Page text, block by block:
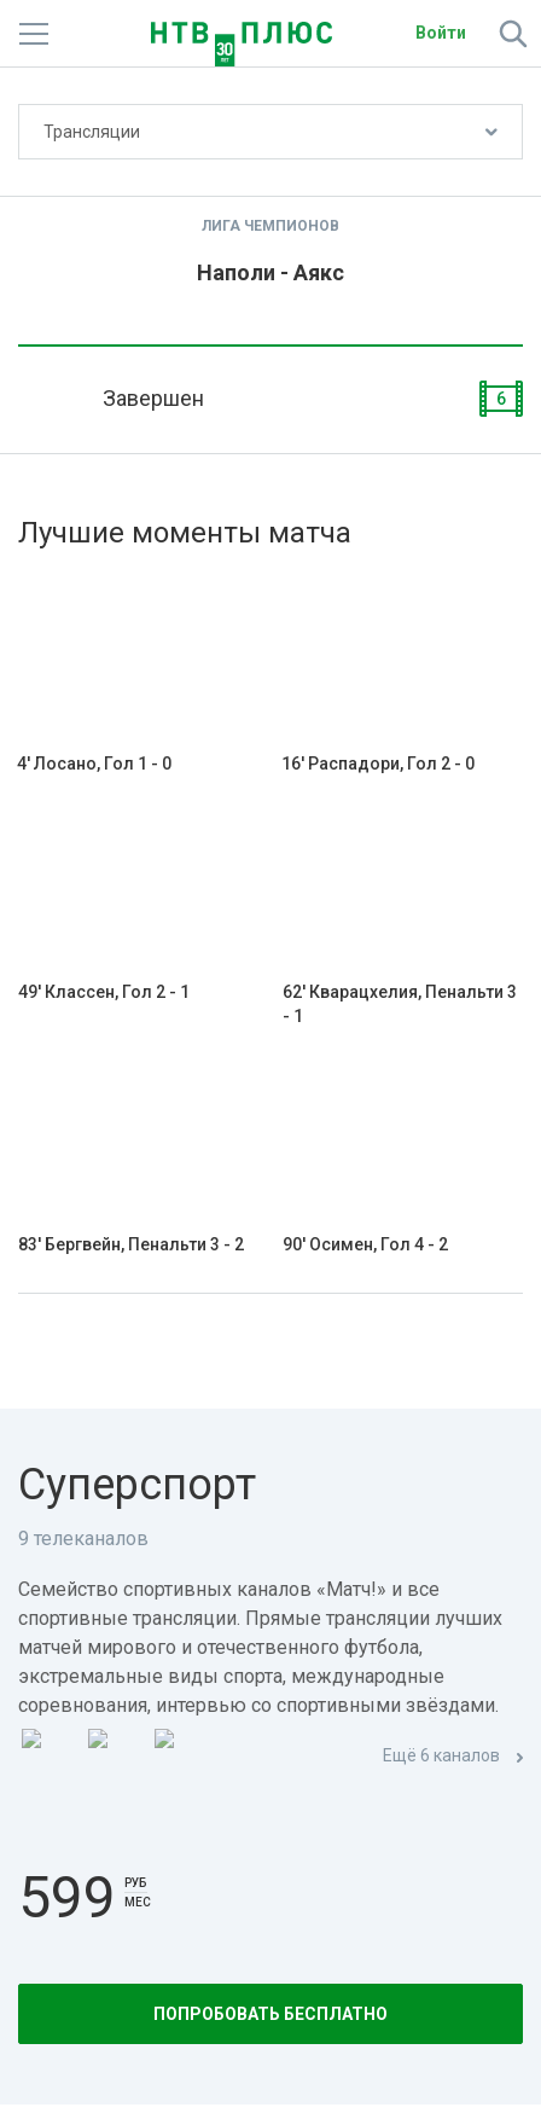
Войти
Активировать промокод
Трансляции
ЛИГА ЧЕМПИОНОВ
Наполи - Аякс
Завершен 6
Лучшие моменты матча
4' Лосано, Гол 1 - 0 16' Распадори, Гол 2 - 0
49' Классен, Гол 2 - 1
62' Кварацхелия, Пенальти 3
- 1
83' Бергвейн, Пенальти 3 - 2 90' Осимен, Гол 4 - 2
Суперспорт
9 телеканалов
Семейство спортивных каналов «Матч!» и все
спортивные трансляции. Прямые трансляции лучших
матчей мирового и отечественного футбола,
экстремальные виды спорта, международные
соревнования, интервью со спортивными звёздами.
Ещё 6 каналов
599
РУБ
МЕС
ПОПРОБОВАТЬ БЕСПЛАТНО